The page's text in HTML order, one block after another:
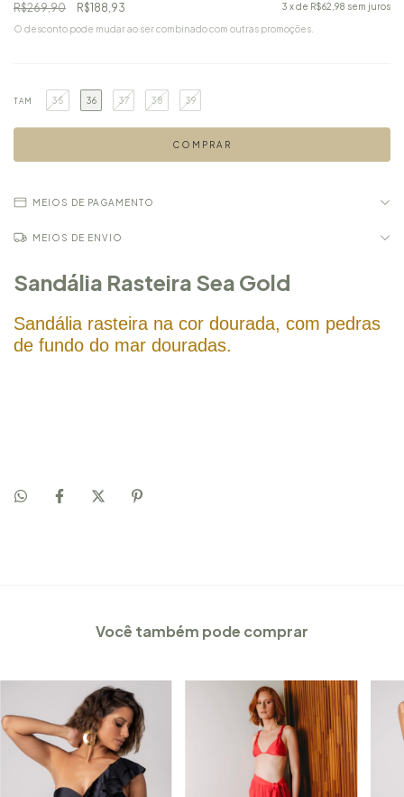
R$269,90 R$188,93 3 x de R$62,98 sem juros
O desconto pode mudar ao ser combinado com outras promoções.
TAM 35 36 37 38 39
MEIOS DE PAGAMENTO
MEIOS DE ENVIO
Sandália Rasteira Sea Gold
Sandália rasteira na cor dourada, com pedras
de fundo do mar douradas.
Você também pode comprar